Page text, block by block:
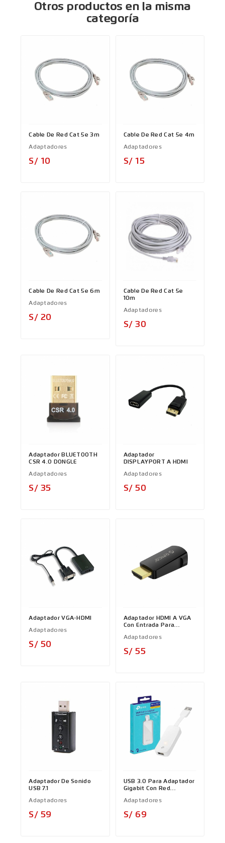
Otros productos en la misma
categoría
Cable De Red Cat 5e 3m
Adaptadores
S/ 10
Cable De Red Cat 5e 4m
Adaptadores
S/ 15
Cable De Red Cat 5e 6m
Adaptadores
S/ 20
Cable De Red Cat 5e
10m
Adaptadores
S/ 30
Adaptador BLUETOOTH
CSR 4.0 DONGLE
Adaptadores
S/ 35
Adaptador
DISPLAYPORT A HDMI
Adaptadores
S/ 50
Adaptador VGA-HDMI
Adaptadores
S/ 50
Adaptador HDMI A VGA
Con Entrada Para
Adaptadores
S/ 55
Adaptador De Sonido
USB 7.1
Adaptadores
S/ 59
USB 3.0 Para Adaptador
Gigabit Con Red
Adaptadores
S/ 69